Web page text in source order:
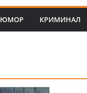
ЮМОР КРИМИНАЛ